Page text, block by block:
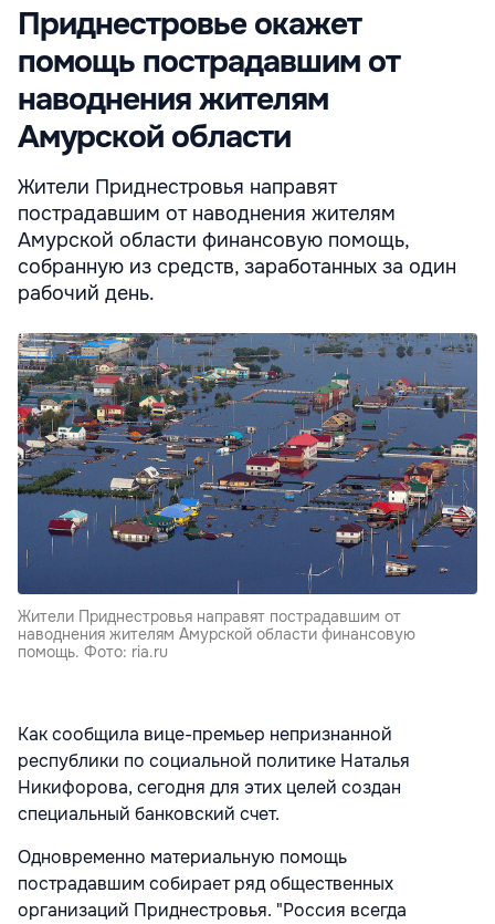
Приднестровье окажет
помощь пострадавшим от
наводнения жителям
Амурской области
Жители Приднестровья направят
пострадавшим от наводнения жителям
Амурской области финансовую помощь,
собранную из средств, заработанных за один
рабочий день.
Жители Приднестровья направят пострадавшим от
наводнения жителям Амурской области финансовую
помощь. Фото: ria.ru
Как сообщила вице-премьер непризнанной
республики по социальной политике Наталья
Никифорова, сегодня для этих целей создан
специальный банковский счет.
Одновременно материальную помощь
пострадавшим собирает ряд общественных
организаций Приднестровья. "Россия всегда